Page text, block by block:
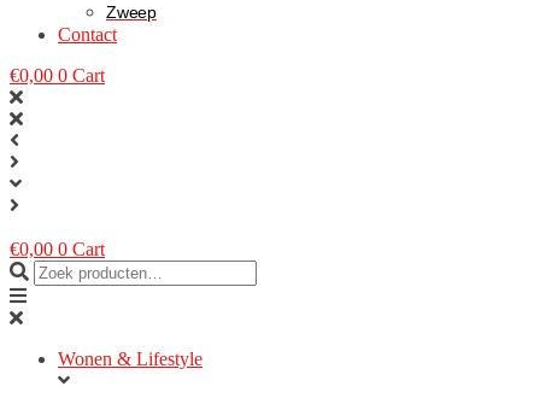
Zweep
Contact
€0,00 0 Cart
€0,00 0 Cart
Wonen & Lifestyle